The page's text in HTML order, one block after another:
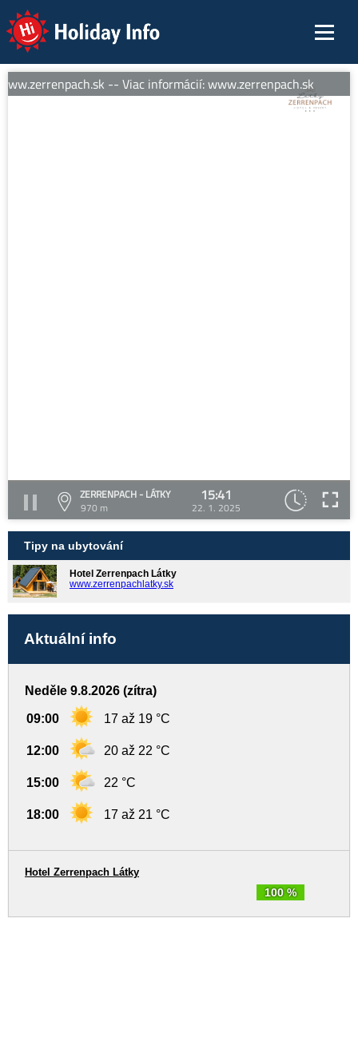
Holiday Info
-- Viac informácií: www.zerrenpach.sk
ZERRENPACH - LÁTKY
970 m
15:41
22. 1. 2025
Tipy na ubytování
Hotel Zerrenpach Látky
www.zerrenpachlatky.sk
Aktuální info
Neděle 9.8.2026 (zítra)
09:00 17 až 19 °C
12:00 20 až 22 °C
15:00 22 °C
18:00 17 až 21 °C
100 %
Hotel Zerrenpach Látky